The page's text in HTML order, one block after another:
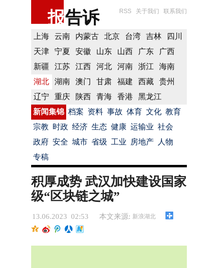
报告诉 RSS 关于我们 联系我们
上海 云南 内蒙古 北京 台湾 吉林
四川
天津
宁夏 安徽 山东 山西 广东
广西
新疆
江苏 江西 河北 河南 浙江
海南
湖北
湖南 澳门 甘肃 福建 西藏
贵州
辽宁
重庆 陕西 青海 香港
黑龙江
新闻集锦 档案 资料 事故 体育 文化 教育
宗教 时政 经济 生态 健康 运输业 社会
政府 安全 城市 省级 工业 房地产
人物
专稿
积厚成势 武汉加快建设国家
级“区块链之城”
13.06.2023 02:53 本文来源: 新浪湖北